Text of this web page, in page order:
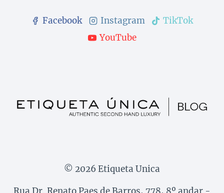
Facebook Instagram
TikTok
YouTube
© 2026 Etiqueta Unica